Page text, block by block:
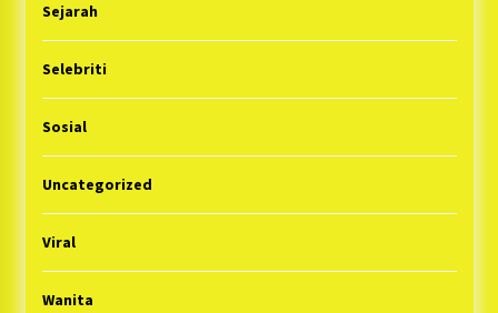
Sejarah
Selebriti
Sosial
Uncategorized
Viral
Wanita